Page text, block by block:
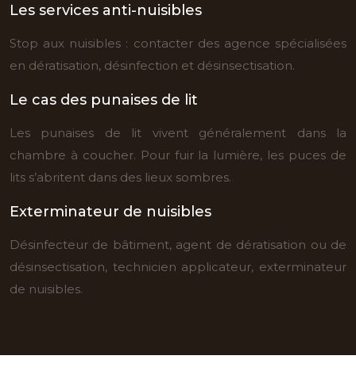
Les services anti-nuisibles
Stop aux nuisibles : contacter des agence spécialisées
en dératisation, désinfection et désinsectisation.
Le cas des punaises de lit
Les punaises de lit vivent généralement dans la
chambre à coucher. Pour fuir la lumière, les puces de
lits s’abritent dans des lieux sombres.
Exterminateur de nuisibles
Désinfecteur de bâtiment, agent de dératisation ou de
désinsectisation, technicien applicateur, exterminateur
de nuisibles.